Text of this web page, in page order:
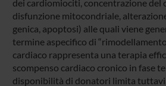
dei cardiomiociti, concentrazione del
disfunzione mitocondriale,
genica, apoptosi) alle quali viene
termine aspecifico di
cardiaco rappresenta una terapia
scompenso cardiaco cronico in fase
disponibilità di donatori limita